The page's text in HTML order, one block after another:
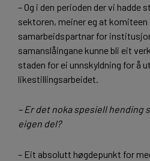
– Og i den perioden der vi hadde
sektoren, meiner eg at komiteen
samarbeidspartnar for
samanslåingane kunne bli eit
staden for ei unnskyldning for å
likestillingsarbeidet.
–Er det noka spesiell hending
eigen del?
– Eit absolutt høgdepunkt for